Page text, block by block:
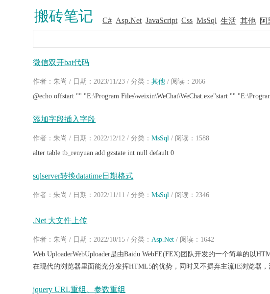
搬砖笔记 C# Asp.Net JavaScript Css MsSql 生活 其他 阿
微信双开bat代码
作者：朱尚 / 日期：2023/11/23 / 分类：其他 / 阅读：2066
@echo offstart "" "E:\Program Files\weixin\WeChat\WeChat.exe"start ""
添加字段插入字段
作者：朱尚 / 日期：2022/12/12 / 分类：MsSql / 阅读：1588
alter table tb_renyuan add gzstate int null default 0
sqlserver转换datatime日期格式
作者：朱尚 / 日期：2022/11/11 / 分类：MsSql / 阅读：2346
.Net 大文件上传
作者：朱尚 / 日期：2022/10/15 / 分类：Asp.Net / 阅读：1642
Web UploaderWebUploader是由Baidu WebFE(FEX)团队开发的一个简单的以
在现代的浏览器里面能充分发挥HTML5的优势，同时又不摒弃主流IE浏览器
jquery URL重组、参数重组